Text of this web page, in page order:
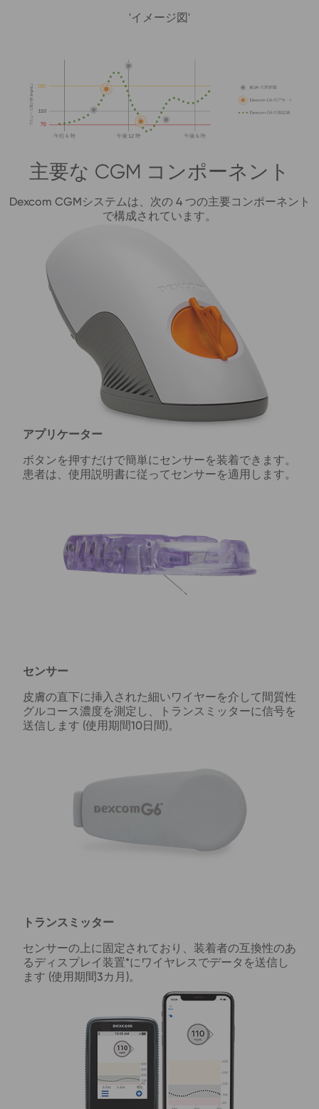
'イメージ図'
主要な CGM コンポーネント
Dexcom CGMシステムは、次の 4 つの主要コンポーネント
で構成されています。
アプリケーター
ボタンを押すだけで簡単にセンサーを装着できます。
患者は、使用説明書に従ってセンサーを適用します。
センサー
皮膚の直下に挿入された細いワイヤーを介して間質性
グルコース濃度を測定し、トランスミッターに信号を
送信します (使用期間10日間)。
トランスミッター
センサーの上に固定されており、装着者の互換性のあ
るディスプレイ装置*にワイヤレスでデータを送信し
ます (使用期間3カ月 )。